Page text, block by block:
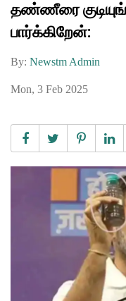
தண்ணீரை
பார்க்கிறேன்:
By: Newstm Admin
Mon, 3 Feb 2025